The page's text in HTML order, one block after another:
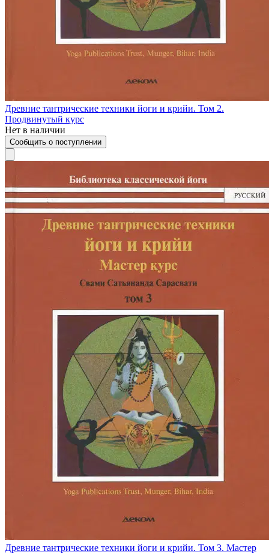
Древние тантрические техники йоги и крийи. Том 2.
Продвинутый курс
Нет в наличии
Сообщить о поступлении
Древние тантрические техники йоги и крийи. Том 3. Мастер